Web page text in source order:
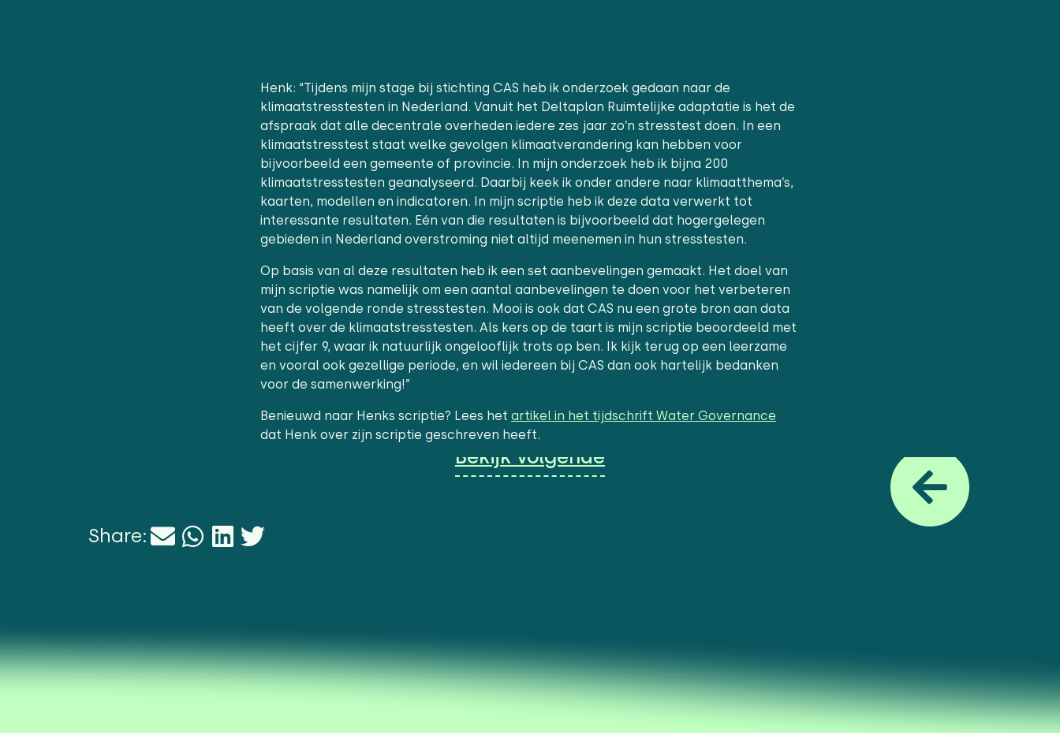
Henk: “Tijdens mijn stage bij stichting CAS heb ik onderzoek gedaan naar de
klimaatstresstesten in Nederland. Vanuit het Deltaplan Ruimtelijke adaptatie is het de
afspraak dat alle decentrale overheden iedere zes jaar zo’n stresstest doen. In een
klimaatstresstest staat welke gevolgen klimaatverandering kan hebben voor
bijvoorbeeld een gemeente of provincie. In mijn onderzoek heb ik bijna 200
klimaatstresstesten geanalyseerd. Daarbij keek ik onder andere naar klimaatthema’s,
kaarten, modellen en indicatoren. In mijn scriptie heb ik deze data verwerkt tot
interessante resultaten. Eén van die resultaten is bijvoorbeeld dat hogergelegen
gebieden in Nederland overstroming niet altijd meenemen in hun stresstesten.
Op basis van al deze resultaten heb ik een set aanbevelingen gemaakt. Het doel van
mijn scriptie was namelijk om een aantal aanbevelingen te doen voor het verbeteren
van de volgende ronde stresstesten. Mooi is ook dat CAS nu een grote bron aan data
heeft over de klimaatstresstesten. Als kers op de taart is mijn scriptie beoordeeld met
het cijfer 9, waar ik natuurlijk ongelooflijk trots op ben. Ik kijk terug op een leerzame
en vooral ook gezellige periode, en wil iedereen bij CAS dan ook hartelijk bedanken
voor de samenwerking!”
Benieuwd naar Henks scriptie? Lees het artikel in het tijdschrift Water Governance
dat Henk over zijn scriptie geschreven heeft.
Share:
Bekijk volgende